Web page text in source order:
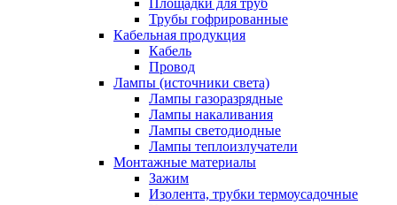
Площадки для труб
Трубы гофрированные
Кабельная продукция
Кабель
Провод
Лампы (источники света)
Лампы газоразрядные
Лампы накаливания
Лампы светодиодные
Лампы теплоизлучатели
Монтажные материалы
Зажим
Изолента, трубки термоусадочные